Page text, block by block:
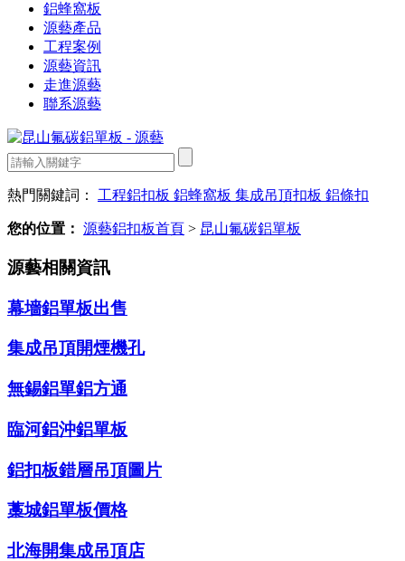
鋁蜂窩板
源藝產品
工程案例
源藝資訊
走進源藝
聯系源藝
熱門關鍵詞： 工程鋁扣板 鋁蜂窩板 集成吊頂扣板 鋁條扣
您的位置： 源藝鋁扣板首頁 > 昆山氟碳鋁單板
源藝相關資訊
幕墻鋁單板出售
集成吊頂開煙機孔
無錫鋁單鋁方通
臨河鋁沖鋁單板
鋁扣板錯層吊頂圖片
藁城鋁單板價格
北海開集成吊頂店